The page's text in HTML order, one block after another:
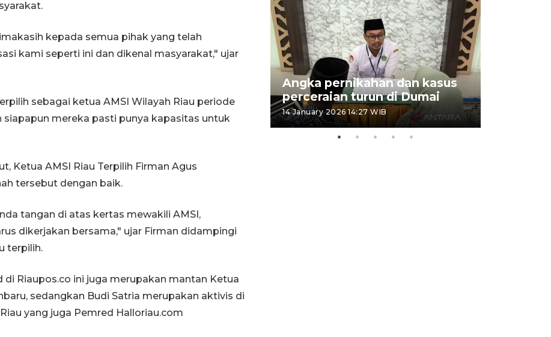
kepada semua pihak yang telah
kami seperti ini dan dikenal masyarakat," ujar
sebagai ketua AMSI Wilayah Riau periode
siapapun mereka pasti punya kapasitas untuk
Ketua AMSI Riau Terpilih Firman Agus
tersebut dengan baik.
tangan di atas kertas mewakili AMSI,
dikerjakan bersama," ujar Firman didampingi
terpilih.
Riaupos.co ini juga merupakan mantan Ketua
sedangkan Budi Satria merupakan aktivis di
yang juga Pemred Halloriau.com
bakau merah di Dumai
Angka pernikahan dan kasus
perceraian turun di Dumai
14 January 2026 14:27 WIB